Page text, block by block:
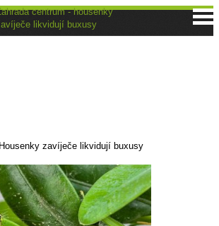
centrum - housenky
likvidují buxusy
Housenky zavíječe likvidují buxusy